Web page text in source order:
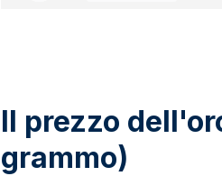
Il prezzo
grammo)